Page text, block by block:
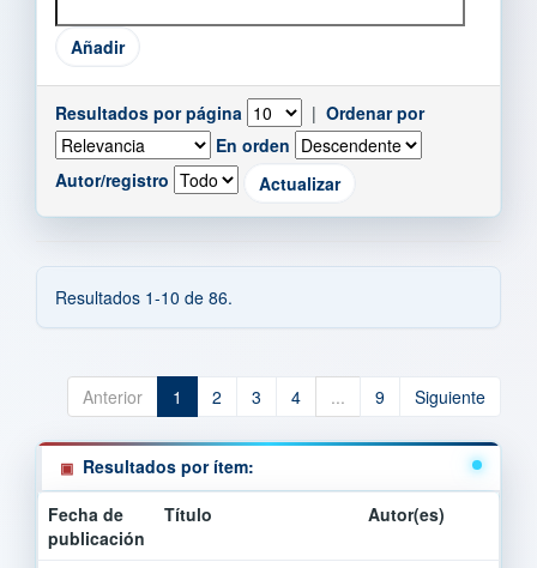
Resultados por página | Ordenar por
En orden
Autor/registro
Resultados 1-10 de 86.
Anterior 1 2 3 4 ... 9 Siguiente
Resultados por ítem:
Fecha de
publicación
Título Autor(es)